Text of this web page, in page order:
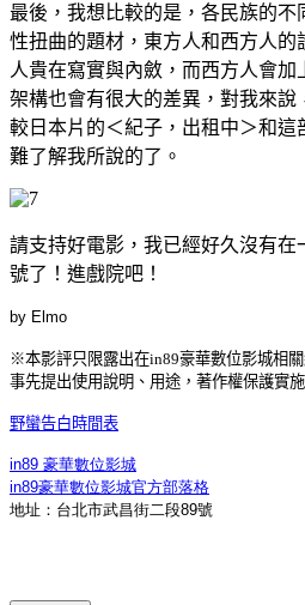
最後，我想比較的是，各民族的不
性扭曲的題材，東方人和西方人的
人貴在寫實與內斂，而西方人會
架構也會有很大的差異，對我來
較日本片的＜紀子，出租中＞和
難了解我所說的了。
請支持好電影，我已經好久沒有
號了！進戲院吧！
by Elmo
※本影評只限露出在in89豪華數位影城相
事先提出使用說明、用途，著作權保護實施
野蠻告白時間表
in89 豪華數位影城
in89豪華數位影城官方部落格
地址：台北市武昌街二段89號